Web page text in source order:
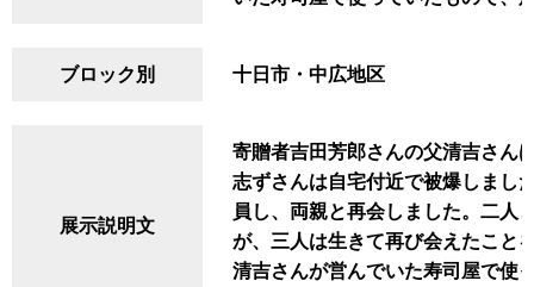
ブロック別 十日市・中広地区
展示説明文
寄贈者吉田芳郎さんの父清吉さん
志ずさんは自宅付近で被爆しま
員し、両親と再会しました。二人
が、三人は生きて再び会えたこと
清吉さんが営んでいた寿司屋で使